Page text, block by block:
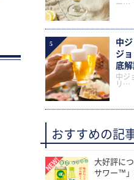
ー…
5
中
ジ
底
中ジ
リ…
おすすめの記
大好評に
サワー™